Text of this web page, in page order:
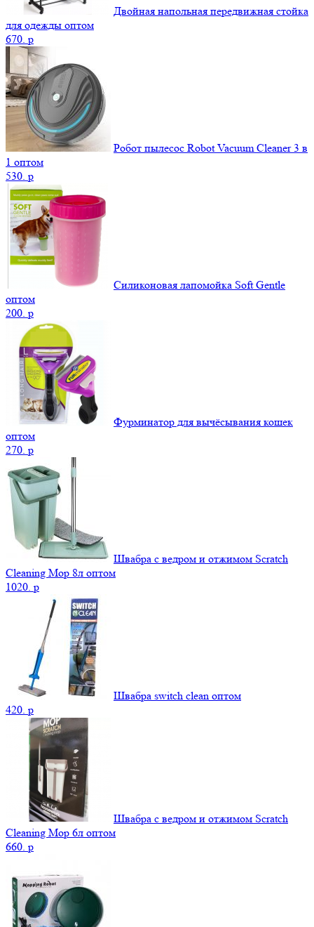
Двойная напольная передвижная стойка
для одежды оптом
670. p
Робот пылесос Robot Vacuum Cleaner 3 в
1 оптом
530. p
Силиконовая лапомойка Soft Gentle
оптом
200. p
Фурминатор для вычёсывания кошек
оптом
270. p
Швабра с ведром и отжимом Scratch
Cleaning Mop 8л оптом
1020. p
Швабра switch clean оптом
420. p
Швабра с ведром и отжимом Scratch
Cleaning Mop 6л оптом
660. p